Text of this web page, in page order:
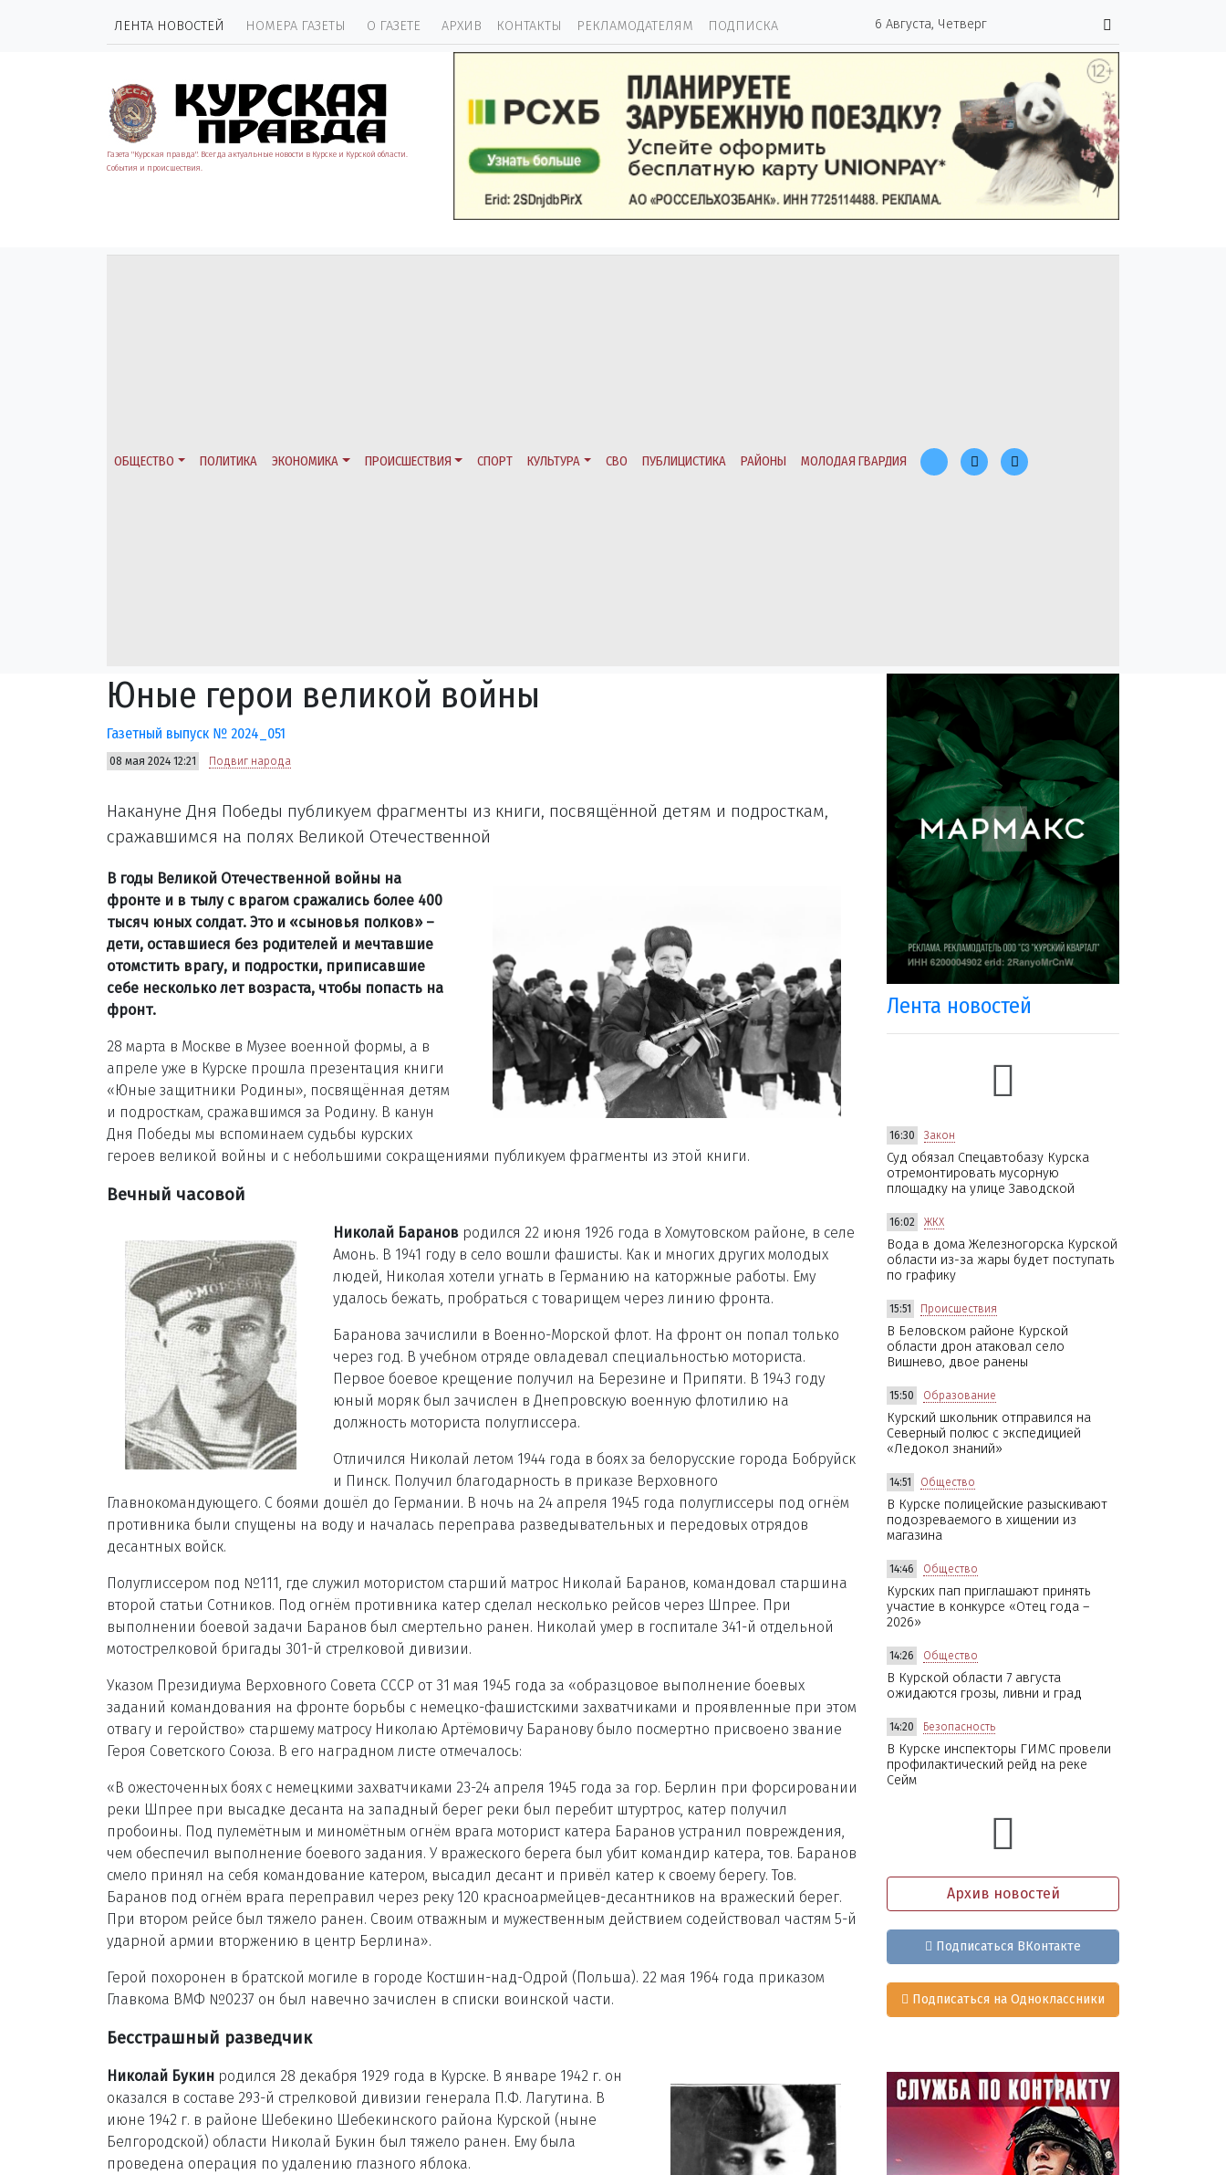
ЛЕНТА НОВОСТЕЙ НОМЕРА ГАЗЕТЫ О ГАЗЕТЕ АРХИВ КОНТАКТЫ РЕКЛАМОДАТЕЛЯМ ПОДПИСКА 6 Августа, Четверг
Газета "Курская правда". Всегда актуальные новости в Курске и Курской области.
События и происшествия.
ОБЩЕСТВО ПОЛИТИКА ЭКОНОМИКА ПРОИСШЕСТВИЯ СПОРТ КУЛЬТУРА СВО ПУБЛИЦИСТИКА РАЙОНЫ МОЛОДАЯ ГВАРДИЯ
Юные герои великой войны
Газетный выпуск № 2024_051
08 мая 2024 12:21 Подвиг народа
Накануне Дня Победы публикуем фрагменты из книги, посвящённой детям и подросткам,
сражавшимся на полях Великой Отечественной
В годы Великой Отечественной войны на
фронте и в тылу с врагом сражались более 400
тысяч юных солдат. Это и «сыновья полков» –
дети, оставшиеся без родителей и мечтавшие
отомстить врагу, и подростки, приписавшие
себе несколько лет возраста, чтобы попасть на
фронт.
28 марта в Москве в Музее военной формы, а в
апреле уже в Курске прошла презентация книги
«Юные защитники Родины», посвящённая детям
и подросткам, сражавшимся за Родину. В канун
Дня Победы мы вспоминаем судьбы курских
героев великой войны и с небольшими сокращениями публикуем фрагменты из этой книги.
Вечный часовой
Николай Баранов родился 22 июня 1926 года в Хомутовском районе, в селе
Амонь. В 1941 году в село вошли фашисты. Как и многих других молодых
людей, Николая хотели угнать в Германию на каторжные работы. Ему
удалось бежать, пробраться с товарищем через линию фронта.
Баранова зачислили в Военно-Морской флот. На фронт он попал только
через год. В учебном отряде овладевал специальностью моториста.
Первое боевое крещение получил на Березине и Припяти. В 1943 году
юный моряк был зачислен в Днепровскую военную флотилию на
должность моториста полуглиссера.
Отличился Николай летом 1944 года в боях за белорусские города Бобруйск
и Пинск. Получил благодарность в приказе Верховного
Главнокомандующего. С боями дошёл до Германии. В ночь на 24 апреля 1945 года полуглиссеры под огнём
противника были спущены на воду и началась переправа разведывательных и передовых отрядов
десантных войск.
Полуглиссером под №111, где служил мотористом старший матрос Николай Баранов, командовал старшина
второй статьи Сотников. Под огнём противника катер сделал несколько рейсов через Шпрее. При
выполнении боевой задачи Баранов был смертельно ранен. Николай умер в госпитале 341-й отдельной
мотострелковой бригады 301-й стрелковой дивизии.
Указом Президиума Верховного Совета СССР от 31 мая 1945 года за «образцовое выполнение боевых
заданий командования на фронте борьбы с немецко-фашистскими захватчиками и проявленные при этом
отвагу и геройство» старшему матросу Николаю Артёмовичу Баранову было посмертно присвоено звание
Героя Советского Союза. В его наградном листе отмечалось:
«В ожесточенных боях с немецкими захватчиками 23-24 апреля 1945 года за гор. Берлин при форсировании
реки Шпрее при высадке десанта на западный берег реки был перебит штуртрос, катер получил
пробоины. Под пулемётным и миномётным огнём врага моторист катера Баранов устранил повреждения,
чем обеспечил выполнение боевого задания. У вражеского берега был убит командир катера, тов. Баранов
смело принял на себя командование катером, высадил десант и привёл катер к своему берегу. Тов.
Баранов под огнём врага переправил через реку 120 красноармейцев-десантников на вражеский берег.
При втором рейсе был тяжело ранен. Своим отважным и мужественным действием содействовал частям 5-й
ударной армии вторжению в центр Берлина».
Герой похоронен в братской могиле в городе Костшин-над-Одрой (Польша). 22 мая 1964 года приказом
Главкома ВМФ №0237 он был навечно зачислен в списки воинской части.
Бесстрашный разведчик
Николай Букин родился 28 декабря 1929 года в Курске. В январе 1942 г. он
оказался в составе 293-й стрелковой дивизии генерала П.Ф. Лагутина. В
июне 1942 г. в районе Шебекино Шебекинского района Курской (ныне
Белгородской) области Николай Букин был тяжело ранен. Ему была
проведена операция по удалению глазного яблока.
Лента новостей
16:30 Закон
Суд обязал Спецавтобазу Курска
отремонтировать мусорную
площадку на улице Заводской
16:02 ЖКХ
Вода в дома Железногорска Курской
области из-за жары будет поступать
по графику
15:51 Происшествия
В Беловском районе Курской
области дрон атаковал село
Вишнево, двое ранены
15:50 Образование
Курский школьник отправился на
Северный полюс с экспедицией
«Ледокол знаний»
14:51 Общество
В Курске полицейские разыскивают
подозреваемого в хищении из
магазина
14:46 Общество
Курских пап приглашают принять
участие в конкурсе «Отец года –
2026»
14:26 Общество
В Курской области 7 августа
ожидаются грозы, ливни и град
14:20 Безопасность
В Курске инспекторы ГИМС провели
профилактический рейд на реке
Сейм
Архив новостей
Подписаться ВКонтакте
Подписаться на Одноклассники